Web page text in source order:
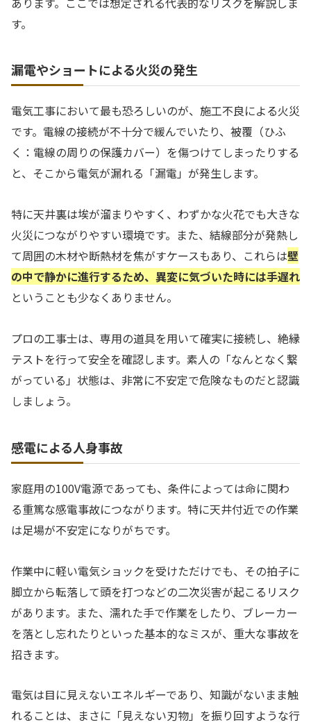
す。
漏電やショートによる火災の発生
電気工事において最も恐ろしいのが、施工不良による火災
です。電線の接続が不十分で緩んでいたり、被覆（ひふ
く：電線の周りの保護カバー）を傷つけてしまったりする
と、そこから電気が漏れる「漏電」が発生します。
特に天井裏は埃が溜まりやすく、わずかな火花でも大きな
火災につながりやすい環境です。また、結線部分が発熱し
て周囲の木材や断熱材を焦がすケースもあり、これらは壁
の中で静かに進行するため、異変に気づいた時には手遅れ
ということも少なくありません。
プロの工事士は、専用の道具を用いて確実に接続し、絶縁
テストを行って安全を確認します。素人の「なんとなく繋
がっている」状態は、非常に不安定で危険なものだと認識
しましょう。
感電による人身事故
家庭用の100V電源であっても、条件によっては命に関わ
る重篤な感電事故につながります。特に天井付近での作業
は足場が不安定になりがちです。
作業中に軽い電気ショックを受けただけでも、その拍子に
脚立から転落して頭を打つなどの二次災害が起こるリスク
があります。また、濡れた手で作業をしたり、ブレーカー
を落とし忘れたりといった基本的なミスが、重大な事故を
招きます。
電気は目に見えないエネルギーであり、知識がないまま触
れることは、まさに「見えない刃物」を振り回すような行